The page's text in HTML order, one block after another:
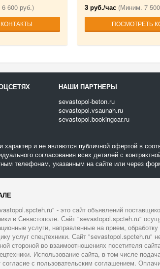
600 руб.)
3 руб./час(Миним. 7
ПОСМОТРЕТЬ
НАШИ ПАРТНЕРЫ
sevastopol-beton.ru
sevastopol.vsaunah.ru
sevastopol.bookingcar.ru
и не являются публичной офертой в
согласования всех деталей с
телефонам, указанным на сайте или через
- это сайт объявлений
в Севастополе. Сайт "sevastopol.spcteh.ru"
услуги, направленные на прием, обработку
услуг спецтехники. Сайт "sevastopol.spcteh.ru"
стороной во взаимоотношениях посетителя
Использование сайта, в том числе
согласие с пользовательским соглашением.